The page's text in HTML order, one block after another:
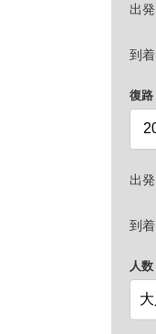
出発
到着
復路
出発
到着
人数